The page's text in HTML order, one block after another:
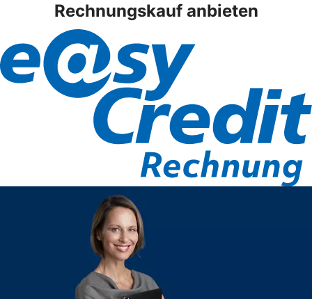
Rechnungskauf anbieten